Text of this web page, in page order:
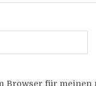
Browser für